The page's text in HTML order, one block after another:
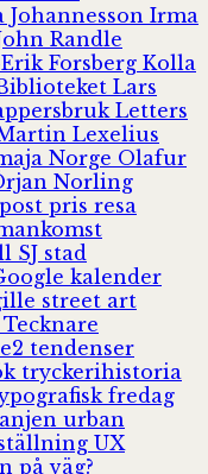
Johannesson Irma
Randle
Forsberg Kolla
Lars
Letters
Lexelius
Norge Olafur
Norling
post pris resa
SJ stad
kalender
street art
tendenser
tryckerihistoria
fredag
urban
UX
på väg?